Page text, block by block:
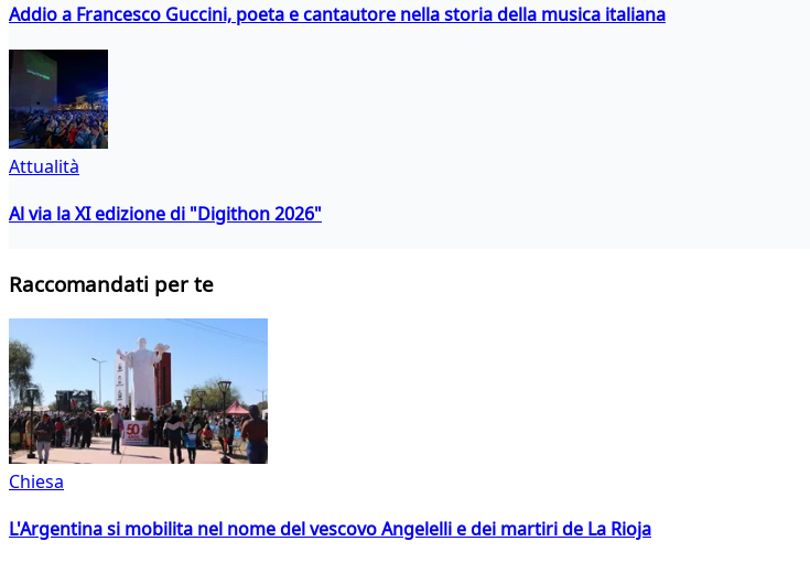
Addio a Francesco Guccini, poeta e cantautore nella storia della musica italiana
Attualità
Al via la XI edizione di "Digithon 2026"
Raccomandati per te
Chiesa
L'Argentina si mobilita nel nome del vescovo Angelelli e dei martiri de La Rioja